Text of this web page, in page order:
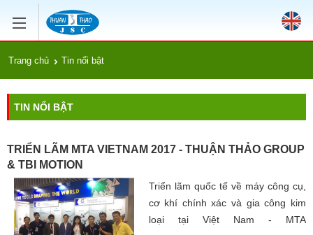
Trang chủ Tin nổi bật
TIN NỔI BẬT
TRIỂN LÃM MTA VIETNAM 2017 - THUẬN THẢO GROUP
& TBI MOTION
Triển lãm quốc tế về máy công cụ,
cơ khí chính xác và gia công kim
loại tại Việt Nam - MTA